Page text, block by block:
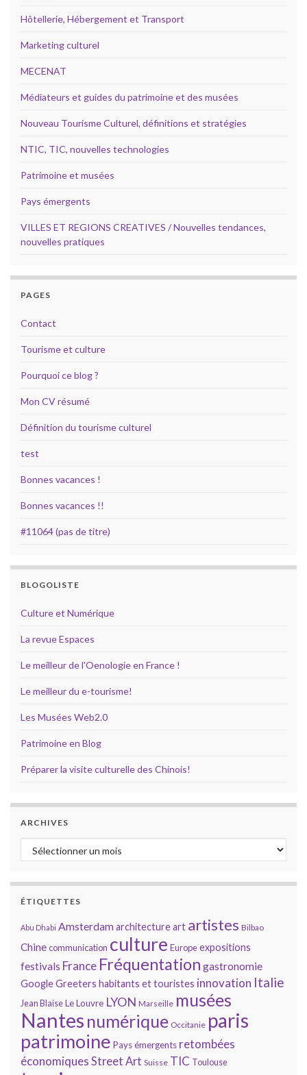
Hôtellerie, Hébergement et Transport
Marketing culturel
MECENAT
Médiateurs et guides du patrimoine et des musées
Nouveau Tourisme Culturel, définitions et stratégies
NTIC, TIC, nouvelles technologies
Patrimoine et musées
Pays émergents
VILLES ET REGIONS CREATIVES / Nouvelles tendances,
nouvelles pratiques
PAGES
Contact
Tourisme et culture
Pourquoi ce blog ?
Mon CV résumé
Définition du tourisme culturel
test
Bonnes vacances !
Bonnes vacances !!
#11064 (pas de titre)
BLOGOLISTE
Culture et Numérique
La revue Espaces
Le meilleur de l'Oenologie en France !
Le meilleur du e-tourisme!
Les Musées Web2.0
Patrimoine en Blog
Préparer la visite culturelle des Chinois!
ARCHIVES
Archives
ÉTIQUETTES
Abu Dhabi Amsterdamarchitectureart artistes Bilbao
Chinecommunication culture Europeexpositions
festivals France Fréquentation gastronomie
GoogleGreeters habitants et touristes innovation Italie
Jean BlaiseLe Louvre LYON Marseille musées
Nantes numérique Occitanie paris
patrimoine Pays émergents retombées
économiques Street Art Suisse TIC Toulouse